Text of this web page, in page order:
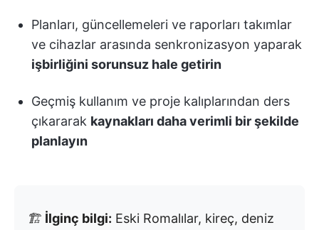
Planları, güncellemeleri ve raporları takımlar
ve cihazlar arasında senkronizasyon yaparak
işbirliğini sorunsuz hale getirin
Geçmiş kullanım ve proje kalıplarından ders
çıkararak kaynakları daha verimli bir şekilde
planlayın
🏗️ İlginç bilgi: Eski Romalılar, kireç, deniz